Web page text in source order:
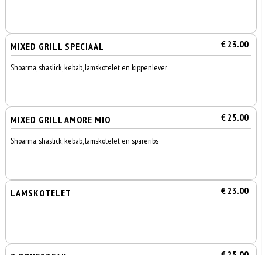
MIXED GRILL SPECIAAL € 23.00
Shoarma, shaslick, kebab, lamskotelet en kippenlever
MIXED GRILL AMORE MIO € 25.00
Shoarma, shaslick, kebab, lamskotelet en spareribs
LAMSKOTELET € 23.00